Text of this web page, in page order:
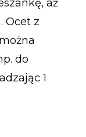
aż
Ocet z
do
1